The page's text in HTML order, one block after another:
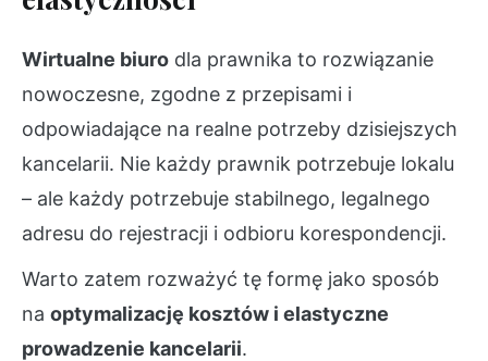
Wirtualne biuro dla prawnika to rozwiązanie
nowoczesne, zgodne z przepisami i
odpowiadające na realne potrzeby dzisiejszych
kancelarii. Nie każdy prawnik potrzebuje lokalu
– ale każdy potrzebuje stabilnego, legalnego
adresu do rejestracji i odbioru korespondencji.
Warto zatem rozważyć tę formę jako sposób
na optymalizację kosztów i elastyczne
prowadzenie kancelarii.